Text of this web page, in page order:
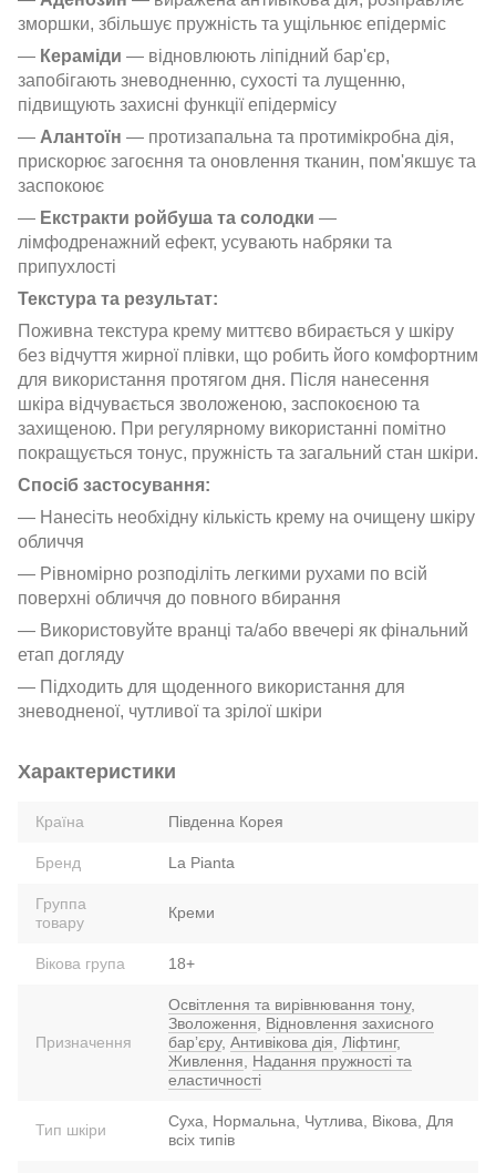
зморшки, збільшує пружність та ущільнює епідерміс
— Кераміди — відновлюють ліпідний бар'єр,
запобігають зневодненню, сухості та лущенню,
підвищують захисні функції епідермісу
— Алантоїн — протизапальна та протимікробна дія,
прискорює загоєння та оновлення тканин, пом'якшує та
заспокоює
— Екстракти ройбуша та солодки —
лімфодренажний ефект, усувають набряки та
припухлості
Текстура та результат:
Поживна текстура крему миттєво вбирається у шкіру
без відчуття жирної плівки, що робить його комфортним
для використання протягом дня. Після нанесення
шкіра відчувається зволоженою, заспокоєною та
захищеною. При регулярному використанні помітно
покращується тонус, пружність та загальний стан шкіри.
Спосіб застосування:
— Нанесіть необхідну кількість крему на очищену шкіру
обличчя
— Рівномірно розподіліть легкими рухами по всій
поверхні обличчя до повного вбирання
— Використовуйте вранці та/або ввечері як фінальний
етап догляду
— Підходить для щоденного використання для
зневодненої, чутливої та зрілої шкіри
Характеристики
Країна Південна Корея
Бренд La Pianta
Группа
товару
Креми
Вікова група 18+
Призначення
Освітлення та вирівнювання тону,
Зволоження
Відновлення захисного
барʼєру, Антивікова дія Ліфтинг,
Живлення
Надання пружності та
еластичності
Тип шкіри
Суха, Нормальна, Чутлива, Вікова, Для
всіх типів